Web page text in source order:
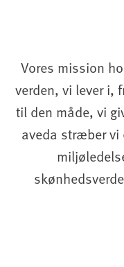
Vores mission
verden, vi lever i,
til den måde, vi
aveda stræber vi